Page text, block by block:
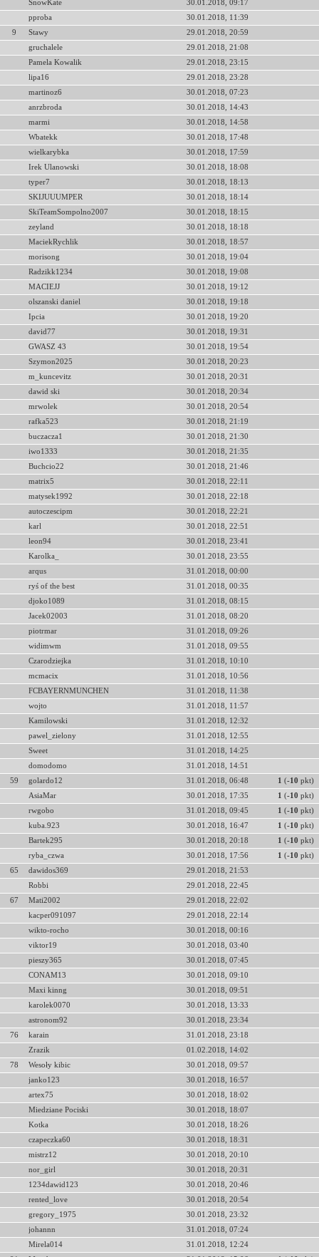
SnowKate
30.01.2018, 09:17
pproba
30.01.2018, 11:39
9
Stawy
29.01.2018, 20:59
gruchalele
29.01.2018, 21:08
Pamela Kowalik
29.01.2018, 23:15
lipa16
29.01.2018, 23:28
martinoz6
30.01.2018, 07:23
anrzbroda
30.01.2018, 14:43
marmi
30.01.2018, 14:58
Wbatekk
30.01.2018, 17:48
wielkarybka
30.01.2018, 17:59
Irek Ulanowski
30.01.2018, 18:08
typer7
30.01.2018, 18:13
SKIJUUUMPER
30.01.2018, 18:14
SkiTeamSompolno2007
30.01.2018, 18:15
zeyland
30.01.2018, 18:18
MaciekRychlik
30.01.2018, 18:57
morisong
30.01.2018, 19:04
Radzikk1234
30.01.2018, 19:08
MACIEJJ
30.01.2018, 19:12
olszanski daniel
30.01.2018, 19:18
Ipcia
30.01.2018, 19:20
david77
30.01.2018, 19:31
GWASZ 43
30.01.2018, 19:54
Szymon2025
30.01.2018, 20:23
m_kuncevitz
30.01.2018, 20:31
dawid ski
30.01.2018, 20:34
mrwolek
30.01.2018, 20:54
rafka523
30.01.2018, 21:19
buczacza1
30.01.2018, 21:30
iwo1333
30.01.2018, 21:35
Buchcio22
30.01.2018, 21:46
matrix5
30.01.2018, 22:11
matysek1992
30.01.2018, 22:18
autoczescipm
30.01.2018, 22:21
karl
30.01.2018, 22:51
leon94
30.01.2018, 23:41
Karolka_
30.01.2018, 23:55
arqus
31.01.2018, 00:00
ryś of the best
31.01.2018, 00:35
djoko1089
31.01.2018, 08:15
Jacek02003
31.01.2018, 08:20
piotrmar
31.01.2018, 09:26
widimwm
31.01.2018, 09:55
Czarodziejka
31.01.2018, 10:10
mcmacix
31.01.2018, 10:56
FCBAYERNMUNCHEN
31.01.2018, 11:38
wojto
31.01.2018, 11:57
Kamilowski
31.01.2018, 12:32
pawel_zielony
31.01.2018, 12:55
Sweet
31.01.2018, 14:25
domodomo
31.01.2018, 14:51
59
golardo12 31.01.2018, 06:48 1 (-10 pkt)
AsiaMar
30.01.2018, 17:35 1 (-10 pkt)
rwgobo
31.01.2018, 09:45 1 (-10 pkt)
kuba.923
30.01.2018, 16:47 1 (-10 pkt)
Bartek295
30.01.2018, 20:18 1 (-10 pkt)
ryba_czwa
30.01.2018, 17:56 1 (-10 pkt)
65
dawidos369
29.01.2018, 21:53
Robbi
29.01.2018, 22:45
67
Mati2002
29.01.2018, 22:02
kacper091097
29.01.2018, 22:14
wikto-rocho
30.01.2018, 00:16
viktor19
30.01.2018, 03:40
pieszy365
30.01.2018, 07:45
CONAM13
30.01.2018, 09:10
Maxi kinng
30.01.2018, 09:51
karolek0070
30.01.2018, 13:33
astronom92
30.01.2018, 23:34
76
karain
31.01.2018, 23:18
Zrazik
01.02.2018, 14:02
78
Wesoły kibic
30.01.2018, 09:57
janko123
30.01.2018, 16:57
artex75
30.01.2018, 18:02
Miedziane Pociski
30.01.2018, 18:07
Kotka
30.01.2018, 18:26
czapeczka60
30.01.2018, 18:31
mistrz12
30.01.2018, 20:10
nor_girl
30.01.2018, 20:31
1234dawid123
30.01.2018, 20:46
rented_love
30.01.2018, 20:54
gregory_1975
30.01.2018, 23:32
johannn
31.01.2018, 07:24
Mirela014
31.01.2018, 12:24